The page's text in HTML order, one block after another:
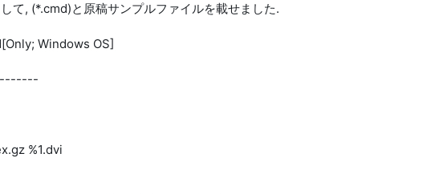
て, (*.cmd)と原稿サンプルファイルを載せました.
Windows OS]
%1.dvi